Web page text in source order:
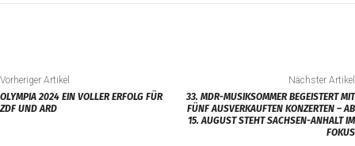
Vorheriger Artikel
OLYMPIA 2024 EIN VOLLER ERFOLG FÜR
ZDF UND ARD
Nächster Artikel
33. MDR-MUSIKSOMMER BEGEISTERT MIT
FÜNF AUSVERKAUFTEN KONZERTEN – AB
15. AUGUST STEHT SACHSEN-ANHALT IM
FOKUS